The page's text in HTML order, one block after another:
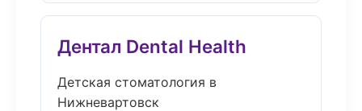
Дентал Dental Health
Детская стоматология в
Нижневартовск